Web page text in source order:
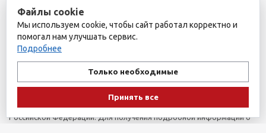
Обращаем ваше внимание на то, что данный интернет-сайт носит
исключительно информационный характер и ни при каких
условиях не является публичной офертой, определяемой
Российской Федерации. Для получения подробной информации о
Файлы cookie
Мы используем cookie, чтобы сайт работал корректно и
помогал нам улучшать сервис.
Подробнее
Только необходимые
Принять все